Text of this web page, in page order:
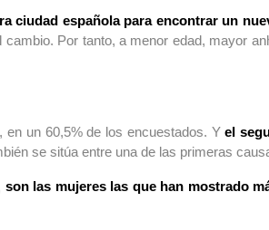
ciudad española para encontrar un
Por tanto, a menor edad, mayor
en un 60,5% de los encuestados. Yel
se sitúa entre una de las primeras
son las mujeres las que han mostrado